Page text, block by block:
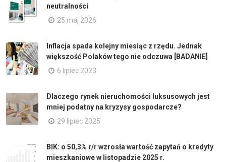
neutralności
25 maj 2026
Inflacja spada kolejny miesiąc z rzędu. Jednak
większość Polaków tego nie odczuwa [BADANIE]
6 lipiec 2023
Dlaczego rynek nieruchomości luksusowych jest
mniej podatny na kryzysy gospodarcze?
29 lipiec 2025
BIK: o 50,3% r/r wzrosła wartość zapytań o kredyty
mieszkaniowe w listopadzie 2025 r.